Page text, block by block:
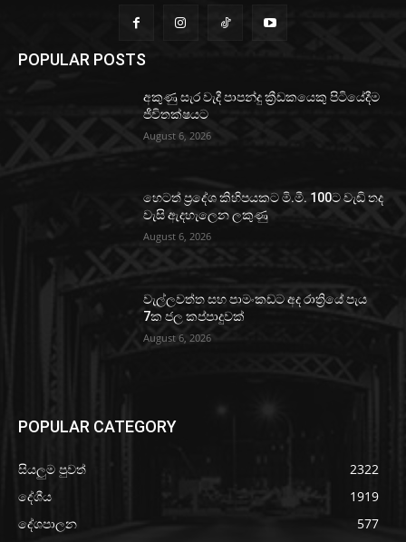
POPULAR POSTS
අකුණු සැර වැදී පාපන්දු ක්‍රීඩකයෙකු පිටියේදීම
ජීවිතක්ෂයට
August 6, 2026
හෙටත් ප්‍රදේශ කිහිපයකට මි.මී. 100ට වැඩි තද
වැසි ඇදහැලෙන ලකුණු
August 6, 2026
වැල්ලවත්ත සහ පාමංකඩට අද රාත්‍රියේ පැය
7ක ජල කප්පාදුවක්
August 6, 2026
POPULAR CATEGORY
සියලුම පුවත්
2322
දේශීය
1919
දේශපාලන
577